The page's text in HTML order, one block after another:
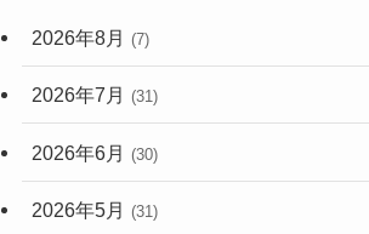
(248)
2026年8月 (7)
2026年7月 (31)
2026年6月 (30)
2026年5月 (31)